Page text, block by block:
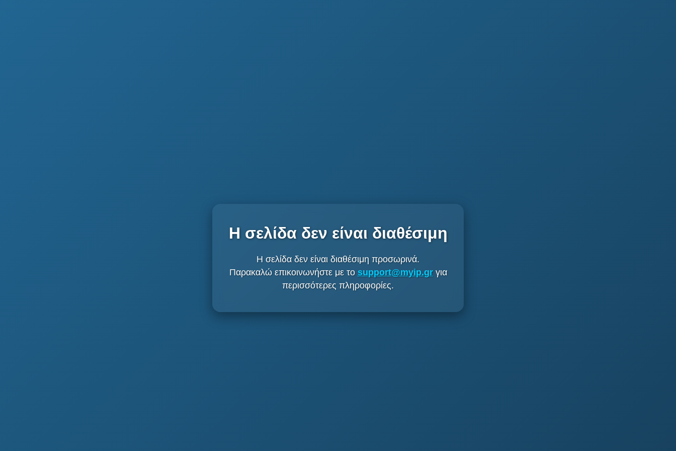
Η σελίδα δεν είναι διαθέσιμη
Η σελίδα δεν είναι διαθέσιμη προσωρινά.
Παρακαλώ επικοινωνήστε με το support@myip.grγια
περισσότερες πληροφορίες.